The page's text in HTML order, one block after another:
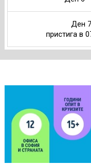
Ден
пристига в